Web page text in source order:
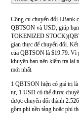
Công cụ chuyển đổi LBank
QBTSON và USD, giúp
TOKENIZED
gian thực để chuyển đổi.
của QBTSON là $19.79. Vì
khuyên bạn nên kiểm tra lại
mới nhất.
1 QBTSON hiện có giá trị
tự, 1 USD có thể được
được chuyển đổi thành
gồm phí nền tảng hoặc phí